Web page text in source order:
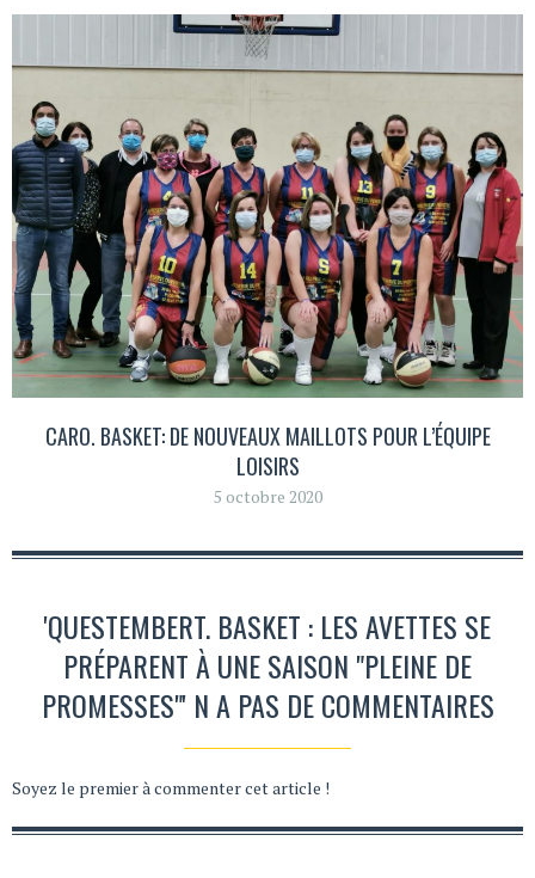
CARO. BASKET: DE NOUVEAUX MAILLOTS POUR L’ÉQUIPE
LOISIRS
5 octobre 2020
'QUESTEMBERT. BASKET : LES AVETTES SE
PRÉPARENT À UNE SAISON "PLEINE DE
PROMESSES"' N A PAS DE COMMENTAIRES
Soyez le premier à commenter cet article !